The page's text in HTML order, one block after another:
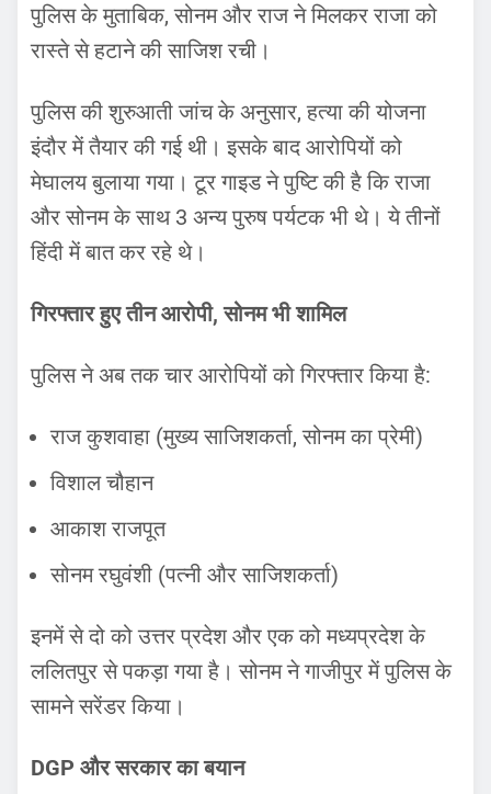
पुलिस के मुताबिक, सोनम और राज ने मिलकर राजा को
रास्ते से हटाने की साजिश रची।
पुलिस की शुरुआती जांच के अनुसार, हत्या की योजना
इंदौर में तैयार की गई थी। इसके बाद आरोपियों को
मेघालय बुलाया गया। टूर गाइड ने पुष्टि की है कि राजा
और सोनम के साथ 3 अन्य पुरुष पर्यटक भी थे। ये तीनों
हिंदी में बात कर रहे थे।
गिरफ्तार हुए तीन आरोपी, सोनम भी शामिल
पुलिस ने अब तक चार आरोपियों को गिरफ्तार किया है:
राज कुशवाहा (मुख्य साजिशकर्ता, सोनम का प्रेमी)
विशाल चौहान
आकाश राजपूत
सोनम रघुवंशी (पत्नी और साजिशकर्ता)
इनमें से दो को उत्तर प्रदेश और एक को मध्यप्रदेश के
ललितपुर से पकड़ा गया है। सोनम ने गाजीपुर में पुलिस के
सामने सरेंडर किया।
DGP और सरकार का बयान